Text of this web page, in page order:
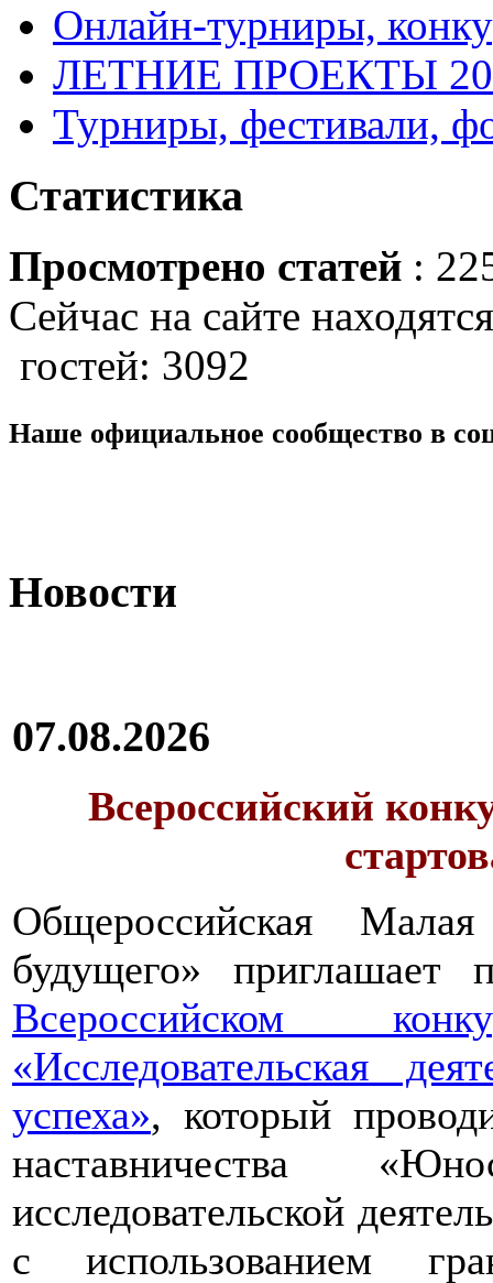
Онлайн-турниры,
ЛЕТНИЕ ПРОЕКТЫ
Турниры, фестивали,
Статистика
Просмотрено статей :
Сейчас на сайте
гостей: 3092
Наше официальное сообщество в
Новости
07.08.2026
Всероссийский
Общероссийская
будущего» приглашает
Всероссийском
«Исследовательская
успеха», который
наставничества
исследовательской
с использованием